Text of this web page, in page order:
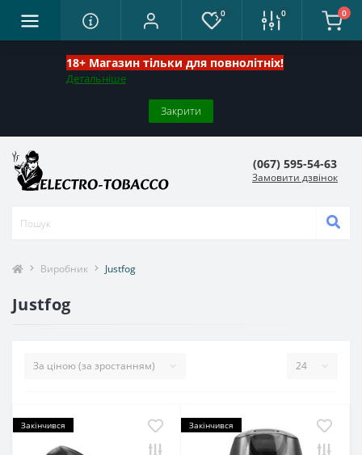
18+ Магазин тільки для повнолітніх!
Детальніше
Закрити
0 0 0
(067) 595-54-63
Замовити дзвінок
Виробник Justfog
Justfog
Закінчився Закінчився